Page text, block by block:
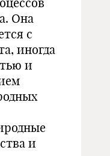
Она
с
иногда
и
и